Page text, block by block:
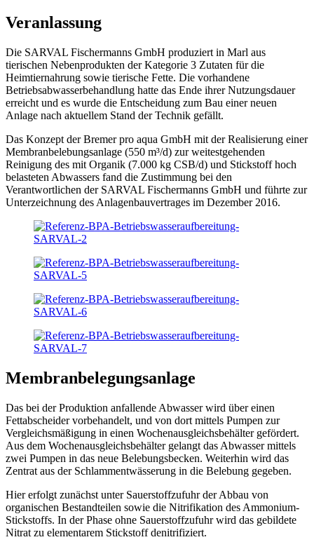
Veranlassung
Die SARVAL Fischermanns GmbH produziert in Marl aus
tierischen Nebenprodukten der Kategorie 3 Zutaten für die
Heimtiernahrung sowie tierische Fette. Die vorhandene
Betriebsabwasserbehandlung hatte das Ende ihrer Nutzungsdauer
erreicht und es wurde die Entscheidung zum Bau einer neuen
Anlage nach aktuellem Stand der Technik gefällt.
Das Konzept der Bremer pro aqua GmbH mit der Realisierung einer
Membranbelebungsanlage (550 m³/d) zur weitestgehenden
Reinigung des mit Organik (7.000 kg CSB/d) und Stickstoff hoch
belasteten Abwassers fand die Zustimmung bei den
Verantwortlichen der SARVAL Fischermanns GmbH und führte zur
Unterzeichnung des Anlagenbauvertrages im Dezember 2016.
Membranbelegungsanlage
Das bei der Produktion anfallende Abwasser wird über einen
Fettabscheider vorbehandelt, und von dort mittels Pumpen zur
Vergleichsmäßigung in einen Wochenausgleichsbehälter gefördert.
Aus dem Wochenausgleichsbehälter gelangt das Abwasser mittels
zwei Pumpen in das neue Belebungsbecken. Weiterhin wird das
Zentrat aus der Schlammentwässerung in die Belebung gegeben.
Hier erfolgt zunächst unter Sauerstoffzufuhr der Abbau von
organischen Bestandteilen sowie die Nitrifikation des Ammonium-
Stickstoffs. In der Phase ohne Sauerstoffzufuhr wird das gebildete
Nitrat zu elementarem Stickstoff denitrifiziert.